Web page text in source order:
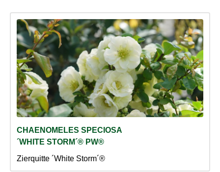
CHAENOMELES SPECIOSA
´WHITE STORM´® PW®
Zierquitte ´White Storm´®